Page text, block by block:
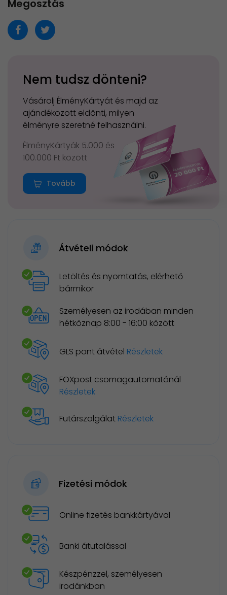
Megosztás
Nem tudsz dönteni?
Vásárolj ÉlményKártyát és majd az
ajándékozott eldönti, milyen
élményre szeretné felhasználni.
ÉlményKártyák 5.000 és
100.000 Ft között
Tovább
Átvételi módok
Letöltés és nyomtatás, elérhető
bármikor
Személyesen az irodában minden
hétköznap 8:00 - 16:00 között
GLS pont átvétel Részletek
FOXpost csomagautomatánál
Részletek
Futárszolgálat Részletek
Fizetési módok
Online fizetés bankkártyával
Banki átutalással
Készpénzzel, személyesen
irodánkban